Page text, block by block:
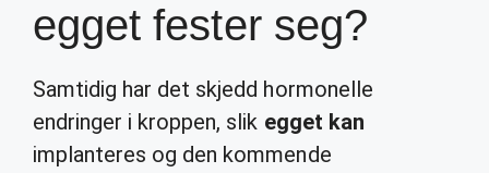
egget fester seg?
Samtidig har det skjedd hormonelle
endringer i kroppen, slik egget kan
implanteres og den kommende